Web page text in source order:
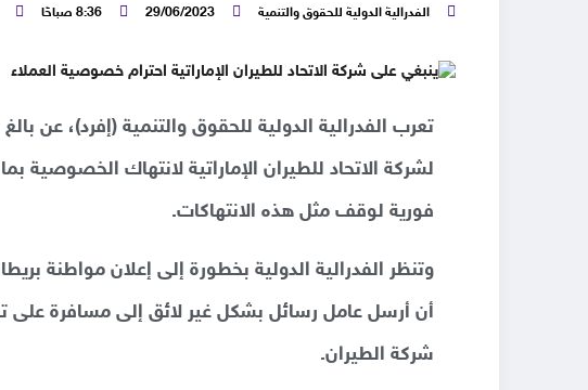
الفدرالية الدولية للحقوق والتنمية 29/06/2023 8:36 صباحًا
تعرب الفدرالية الدولية للحقوق والتنمية (إفرد)، عن
لشركة الاتحاد للطيران الإماراتية لانتهاك الخصوصية
فورية لوقف مثل هذه الانتهاكات.
وتنظر الفدرالية الدولية بخطورة إلى إعلان مواطنة
أن أرسل عامل رسائل بشكل غير لائق إلى مسافرة على
شركة الطيران.